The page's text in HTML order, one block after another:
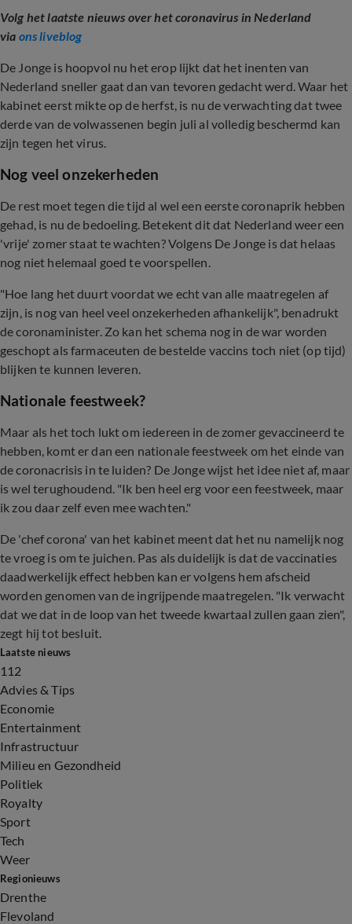
Volg het laatste nieuws over het coronavirus in Nederland
via ons liveblog
De Jonge is hoopvol nu het erop lijkt dat het inenten van
Nederland sneller gaat dan van tevoren gedacht werd. Waar het
kabinet eerst mikte op de herfst, is nu de verwachting dat twee
derde van de volwassenen begin juli al volledig beschermd kan
zijn tegen het virus.
Nog veel onzekerheden
De rest moet tegen die tijd al wel een eerste coronaprik hebben
gehad, is nu de bedoeling. Betekent dit dat Nederland weer een
'vrije' zomer staat te wachten? Volgens De Jonge is dat helaas
nog niet helemaal goed te voorspellen.
"Hoe lang het duurt voordat we echt van alle maatregelen af
zijn, is nog van heel veel onzekerheden afhankelijk", benadrukt
de coronaminister. Zo kan het schema nog in de war worden
geschopt als farmaceuten de bestelde vaccins toch niet (op tijd)
blijken te kunnen leveren.
Nationale feestweek?
Maar als het toch lukt om iedereen in de zomer gevaccineerd te
hebben, komt er dan een nationale feestweek om het einde van
de coronacrisis in te luiden? De Jonge wijst het idee niet af, maar
is wel terughoudend. "Ik ben heel erg voor een feestweek, maar
ik zou daar zelf even mee wachten."
De 'chef corona' van het kabinet meent dat het nu namelijk nog
te vroeg is om te juichen. Pas als duidelijk is dat de vaccinaties
daadwerkelijk effect hebben kan er volgens hem afscheid
worden genomen van de ingrijpende maatregelen. "Ik verwacht
dat we dat in de loop van het tweede kwartaal zullen gaan zien",
zegt hij tot besluit.
Laatste nieuws
112
Advies & Tips
Economie
Entertainment
Infrastructuur
Milieu en Gezondheid
Politiek
Royalty
Sport
Tech
Weer
Regionieuws
Drenthe
Flevoland